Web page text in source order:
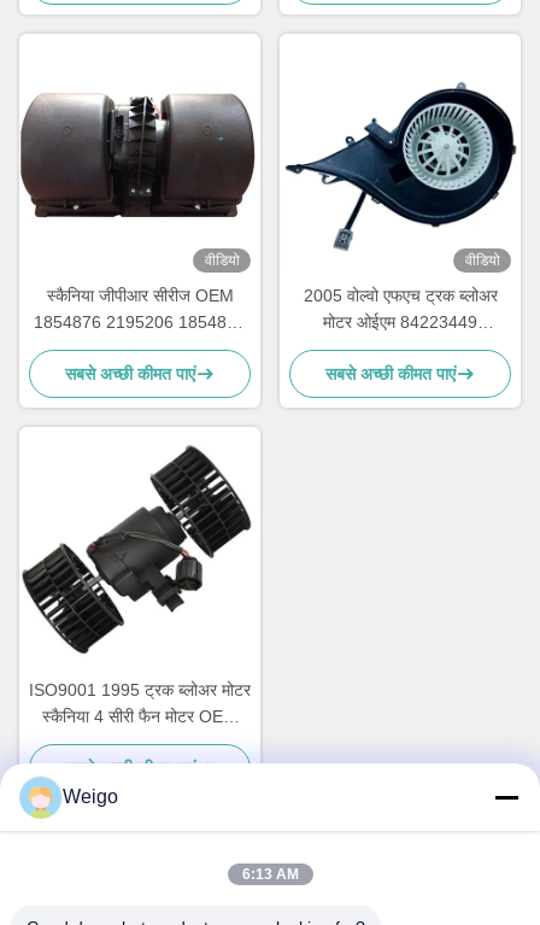
वीडियो
स्कैनिया जीपीआर सीरीज OEM
1854876 2195206 1854877
DDSC003TT के लिए एबीएस पीपी
ट्रक ब्लोअर मोटर
सबसे अच्छी कीमत पाएं
वीडियो
2005 वोल्वो एफएच ट्रक ब्लोअर
मोटर ओईएम 84223449
82349000 7482349000
सबसे अच्छी कीमत पाएं
ISO9001 1995 ट्रक ब्लोअर मोटर
स्कैनिया 4 सीरी फैन मोटर OEM
0130011184
सबसे अच्छी कीमत पाएं
Weigo
6:13 AM